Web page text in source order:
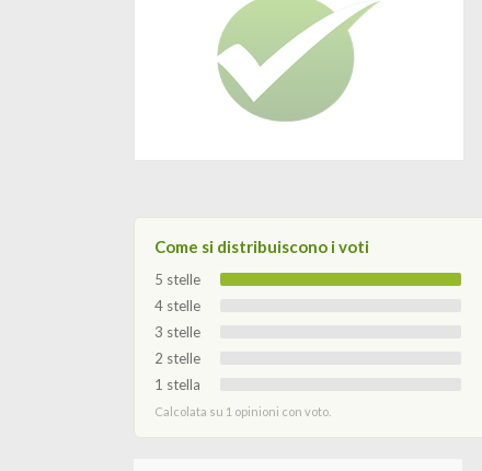
Come si distribuiscono i voti
5 stelle
4 stelle
3 stelle
2 stelle
1 stella
Calcolata su 1 opinioni con voto.